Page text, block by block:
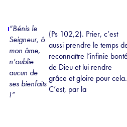
“Bénis le
Seigneur, ô
mon âme,
n’oublie
aucun de
ses bienfaits
!”
(Ps 102,2). Prier, c’est
aussi prendre le temps
reconnaître l’infinie bonté
de Dieu et lui rendre
grâce et gloire pour cela.
C’est, par la